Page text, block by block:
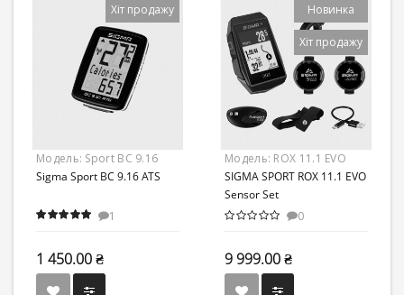
Хіт продажу
Модель: Sport BC 9.16
ATS
Sigma Sport BC 9.16 ATS
1
1 450.00 ₴
Новинка
Хіт продажу
Модель: ROX 11.1 EVO
Sensor Set
SIGMA SPORT ROX 11.1 EVO
Sensor Set
0
9 999.00 ₴